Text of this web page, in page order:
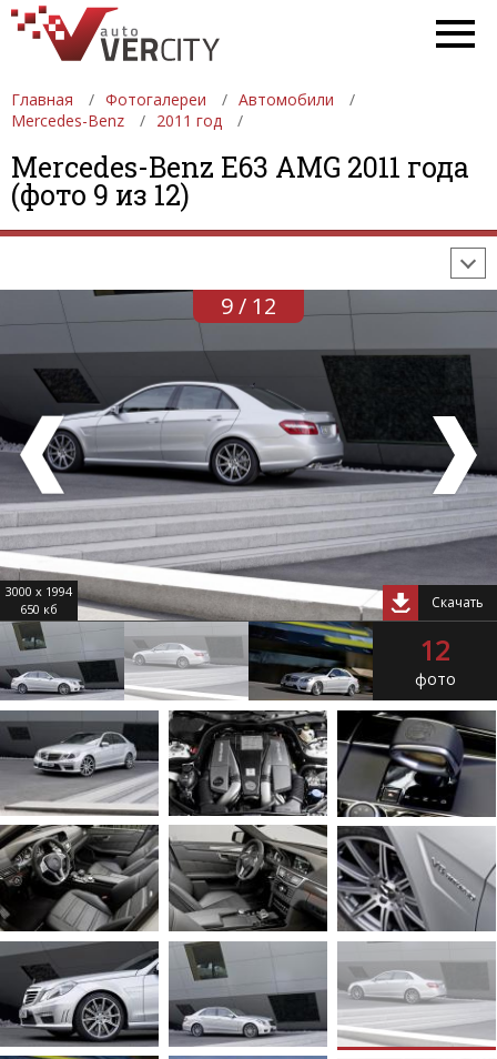
Главная Фотогалереи
Автомобили
Mercedes-Benz
2011 год
Mercedes-Benz E63 AMG 2011 года
(фото 9 из 12)
ФОТОГАЛЕРЕИ АВТОМОБИЛИ
ДЕВУШКИ
АВТОСАЛОНЫ
ФОРМУЛА-1
9 / 12
3000 x 1994
650 кб
Скачать
12
фото